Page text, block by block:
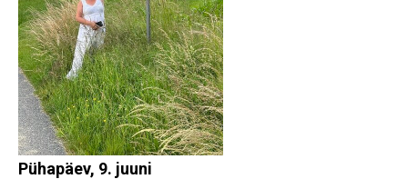
Pühapäev, 9. juuni